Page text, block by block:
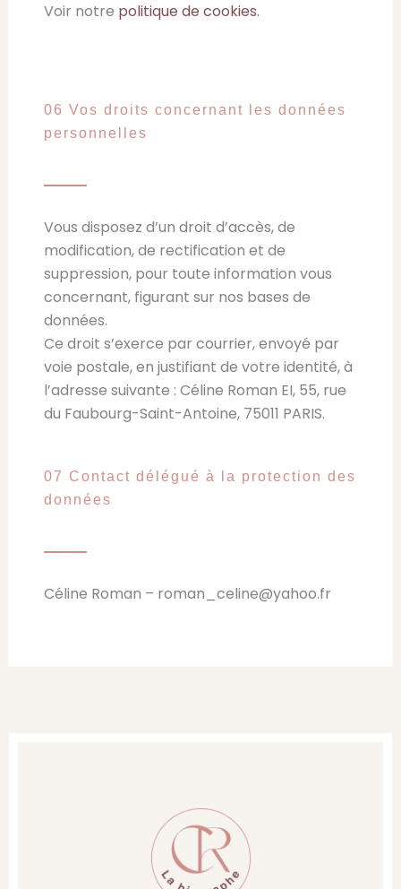
Voir notre politique de cookies.
06 Vos droits concernant les données
personnelles
Vous disposez d’un droit d’accès, de
modification, de rectification et de
suppression, pour toute information vous
concernant, figurant sur nos bases de
données.
Ce droit s’exerce par courrier, envoyé par
voie postale, en justifiant de votre identité, à
l’adresse suivante : Céline Roman EI, 55, rue
du Faubourg-Saint-Antoine, 75011 PARIS.
07 Contact délégué à la protection des
données
Céline Roman – roman_celine@yahoo.fr